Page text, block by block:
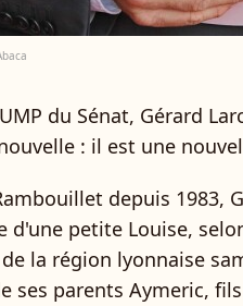
du Sénat, Gérard
: il est une
depuis 1983,
d'une petite Louise,
la région lyonnaise
ses parents Aymeric,